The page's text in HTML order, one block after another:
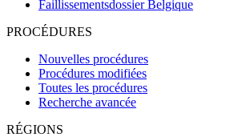
Faillissementsdossier Belgique
PROCÉDURES
Nouvelles procédures
Procédures modifiées
Toutes les procédures
Recherche avancée
RÉGIONS